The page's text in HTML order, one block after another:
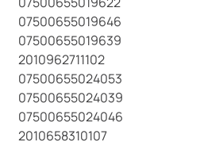
07500655019646
07500655019639
2010962711102
07500655024053
07500655024039
07500655024046
2010658310107